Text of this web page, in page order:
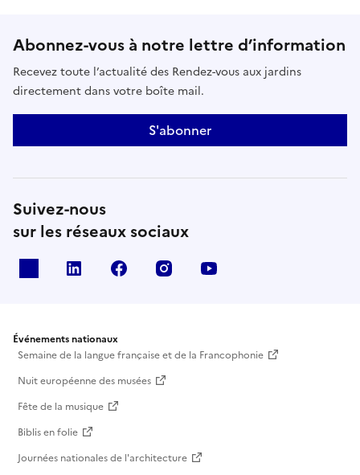
Abonnez-vous à notre lettre d’information
Recevez toute l’actualité des Rendez-vous aux jardins
directement dans votre boîte mail.
S'abonner
Suivez-nous
sur les réseaux sociaux
Linkedin Facebook Instagram
Événements nationaux
Semaine de la langue française et de la Francophonie
Nuit européenne des musées
Fête de la musique
Biblis en folie
Journées nationales de l'architecture